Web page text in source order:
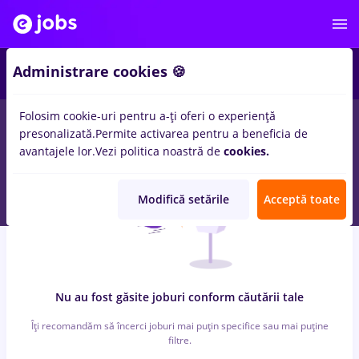
locuri de muncalaborant in Banci
Nu au fost găsite joburi conform căutării tale
Îți recomandăm să încerci joburi mai puțin specifice sau mai puține
filtre.
Administrare cookies 🍪
Folosim cookie-uri pentru a-ți oferi o experiență
presonalizată.Permite activarea pentru a beneficia de
avantajele lor.Vezi politica noastră de cookies.
Modifică setările Acceptă toate